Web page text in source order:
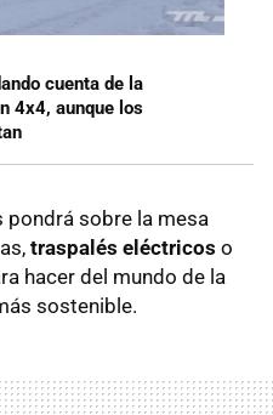
cuenta de la
4x4, aunque los
pondrá sobre la mesa
traspalés eléctricos o
hacer del mundo de la
sostenible.